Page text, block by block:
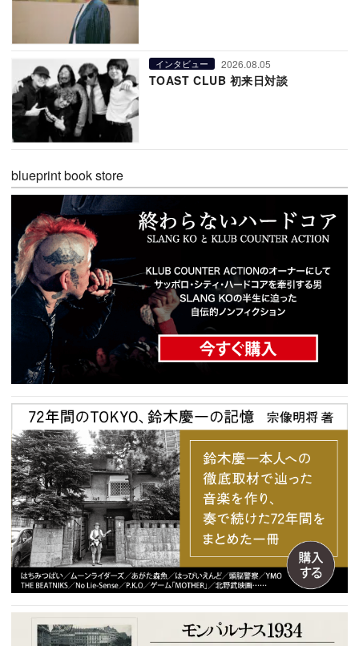
インタビュー 2026.08.05
TOAST CLUB 初来日対談
blueprint book store